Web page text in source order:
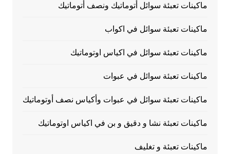
ماكينات تعبئة سوائل أتوماتيك ونصف أتوماتيك
ماكينات تعبئة سوائل في اكواب
ماكينات تعبئة سوائل في اكياس اوتوماتيك
ماكينات تعبئة سوائل في عبوات
ماكينات تعبئة سوائل في عبوات وأكياس نصف أوتوماتيك
ماكينات تعبئة نشا و دقيق و بن في اكياس اوتوماتيك
ماكينات تعبئة و تغليف